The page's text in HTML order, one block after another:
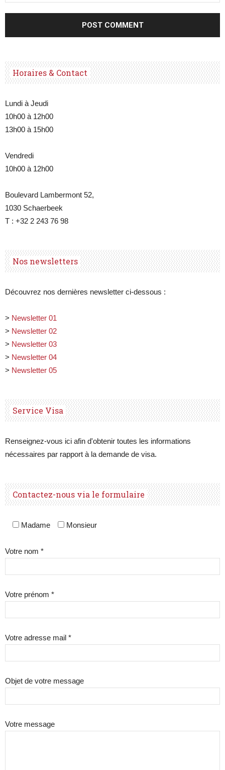
Horaires & Contact
Lundi à Jeudi
10h00 à 12h00
13h00 à 15h00
Vendredi
10h00 à 12h00
Boulevard Lambermont 52,
1030 Schaerbeek
T : +32 2 243 76 98
Nos newsletters
Découvrez nos dernières newsletter ci-dessous :
> Newsletter 01
> Newsletter 02
> Newsletter 03
> Newsletter 04
> Newsletter 05
Service Visa
Renseignez-vous ici afin d'obtenir toutes les informations
nécessaires par rapport à la demande de visa.
Contactez-nous via le formulaire
Madame Monsieur
Votre nom *
Votre prénom *
Votre adresse mail *
Objet de votre message
Votre message